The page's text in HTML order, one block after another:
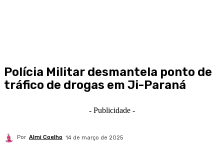
Polícia Militar desmantela ponto de
tráfico de drogas em Ji-Paraná
- Publicidade -
Por Almi Coelho 14 de março de 2025